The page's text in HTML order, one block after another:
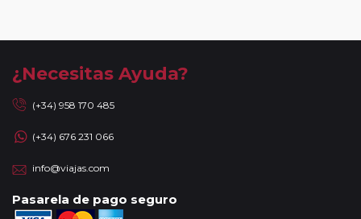
¿Necesitas Ayuda?
(+34) 958 170 485
(+34) 676 231 066
info@viajas.com
Pasarela de pago seguro